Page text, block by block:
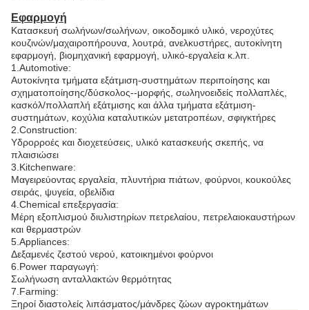
Εφαρμογή
Κατασκευή σωλήνων/σωλήνων, οικοδομικό υλικό, νεροχύτες
κουζινών/μαχαιροπήρουνα, λουτρά, ανελκυστήρες, αυτοκίνητη
εφαρμογή, βιομηχανική εφαρμογή, υλικό-εργαλεία κ.λπ.
1.Automotive:
Αυτοκίνητα τμήματα εξάτμιση-συστημάτων περιποίησης και
σχηματοποίησης/δύσκολος--μορφής, σωληνοειδείς πολλαπλές,
κασκόλ/πολλαπλή εξάτμισης και άλλα τμήματα εξάτμιση-
συστημάτων, κοχύλια καταλυτικών μετατροπέων, σφιγκτήρες
2.Construction:
Υδρορροές και διοχετεύσεις, υλικό κατασκευής σκεπής, να
πλαισιώσει
3.Kitchenware:
Μαγειρεύοντας εργαλεία, πλυντήρια πιάτων, φούρνοι, κουκούλες
σειράς, ψυγεία, οβελίδια
4.Chemical επεξεργασία:
Μέρη εξοπλισμού διυλιστηρίων πετρελαίου, πετρελαιοκαυστήρων
και θερμαστρών
5.Appliances:
Δεξαμενές ζεστού νερού, κατοικημένοι φούρνοι
6.Power παραγωγή:
Σωλήνωση ανταλλακτών θερμότητας
7.Farming:
Ξηροί διαστολείς λιπάσματος/μάνδρες ζώων αγροκτημάτων